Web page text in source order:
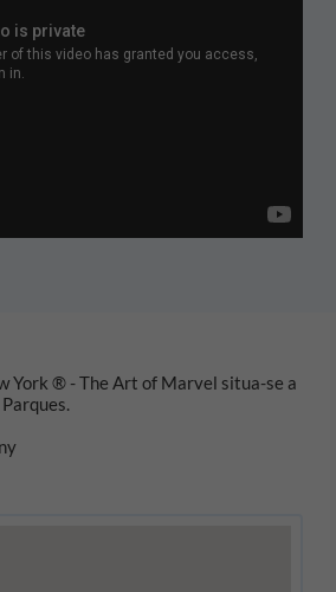
York ® - The Art of Marvel situa-se a